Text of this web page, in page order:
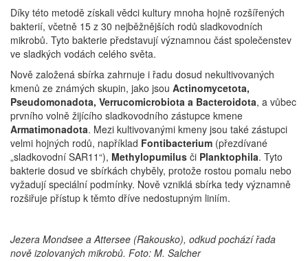
Díky této metodě získali vědci kultury mnoha hojně rozšířených
bakterií, včetně 15 z 30 nejběžnějších rodů sladkovodních
mikrobů. Tyto bakterie představují významnou část společenstev
ve sladkých vodách celého světa.
Nově založená sbírka zahrnuje i řadu dosud nekultivovaných
kmenů ze známých skupin, jako jsou Actinomycetota,
Pseudomonadota, Verrucomicrobiota a Bacteroidota, a vůbec
prvního volně žijícího sladkovodního zástupce kmene
Armatimonadota. Mezi kultivovanými kmeny jsou také zástupci
velmi hojných rodů, například Fontibacterium (přezdívané
„sladkovodní SAR11“), Methylopumilus či Planktophila. Tyto
bakterie dosud ve sbírkách chyběly, protože rostou pomalu nebo
vyžadují speciální podmínky. Nově vzniklá sbírka tedy významně
rozšiřuje přístup k těmto dříve nedostupným liniím.
Jezera Mondsee a Attersee (Rakousko), odkud pochází řada
nově izolovaných mikrobů. Foto: M. Salcher